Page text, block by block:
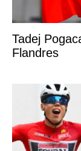
Tadej
Flandres